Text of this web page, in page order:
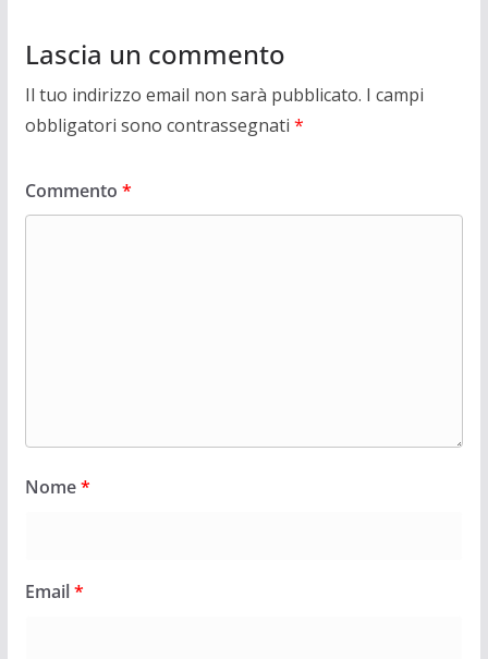
Lascia un commento
Il tuo indirizzo email non sarà pubblicato. I campi
obbligatori sono contrassegnati *
Commento *
Nome*
Email*